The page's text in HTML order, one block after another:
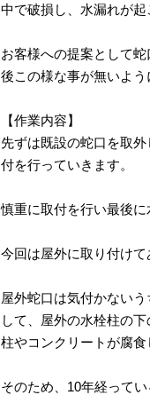
中で破損し、水漏れが起
お客様への提案として
後この様な事が無いよ
【作業内容】
先ずは既設の蛇口を取
付を行っていきます。
慎重に取付を行い最後に
今回は屋外に取り付けて
屋外蛇口は気付かない
して、屋外の水栓柱の
柱やコンクリートが腐
そのため、10年経って